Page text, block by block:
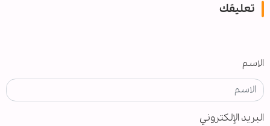
تعليقك
الاسم
البريد الإلكتروني